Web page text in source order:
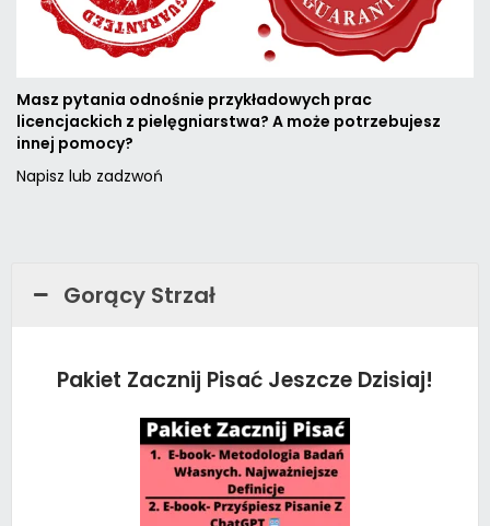
Masz pytania odnośnie przykładowych prac
licencjackich z pielęgniarstwa? A może potrzebujesz
innej pomocy?
Napisz lub zadzwoń
Gorący Strzał
Pakiet Zacznij Pisać Jeszcze Dzisiaj!